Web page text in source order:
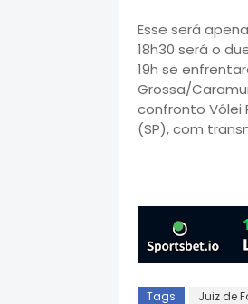
Esse será
18h30 será o
19h se
Grossa/
confronto Vôlei
(SP), com
Tags Juiz de